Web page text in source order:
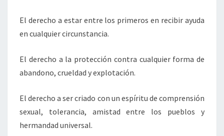
El derecho a estar entre los primeros en recibir ayuda
en cualquier circunstancia.
El derecho a la protección contra cualquier forma de
abandono, crueldad y explotación.
El derecho a ser criado con un espíritu de comprensión
sexual, tolerancia, amistad entre los pueblos y
hermandad universal.